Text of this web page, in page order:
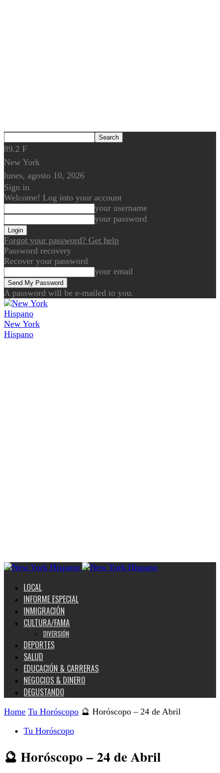
89.2 F
New York
lunes, agosto 10, 2026
Sign in
Welcome! Log into your account
your username
your password
Forgot your password? Get help
Password recovery
Recover your password
your email
A password will be e-mailed to you.
New York
Hispano
LOCAL
INFORME ESPECIAL
INMIGRACIÓN
CULTURA/FAMA
DIVERSIÓN
DEPORTES
SALUD
EDUCACIÓN & CARRERAS
NEGOCIOS & DINERO
DEGUSTANDO
Home Tu Horóscopo 🔮 Horóscopo – 24 de Abril
Tu Horóscopo
🔮 Horóscopo – 24 de Abril